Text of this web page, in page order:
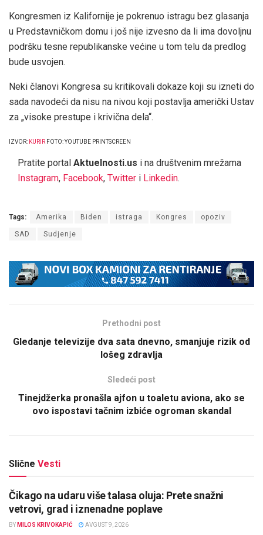
Kongresmen iz Kalifornije je pokrenuo istragu bez glasanja
u Predstavničkom domu i još nije izvesno da li ima dovoljnu
podršku tesne republikanske većine u tom telu da predlog
bude usvojen.
Neki članovi Kongresa su kritikovali dokaze koji su izneti do
sada navodeći da nisu na nivou koji postavlja američki Ustav
za „visoke prestupe i krivična dela“.
IZVOR: KURIR FOTO: YOUTUBE PRINTSCREEN
Pratite portal Aktuelnosti.us i na društvenim mrežama
Instagram, Facebook, Twitter i Linkedin.
Tags: Amerika Biden istraga Kongres opoziv
SAD Sudjenje
Prethodni post
Gledanje televizije dva sata dnevno, smanjuje rizik od
lošeg zdravlja
Sledeći post
Tinejdžerka pronašla ajfon u toaletu aviona, ako se
ovo ispostavi tačnim izbiće ogroman skandal
Slične Vesti
Čikago na udaru više talasa oluja: Prete snažni
vetrovi, grad i iznenadne poplave
BY MILOS KRIVOKAPIĆ AVGUST 9, 2026